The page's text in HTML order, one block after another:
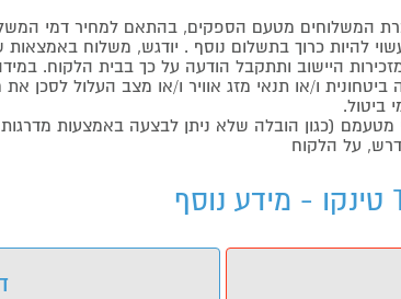
המשלוחים מטעם הספקים, בהתאם למחיר דמי
להיות כרוך בתשלום נוסף . יודגש, משלוח
היישוב ותתקבל הודעה על כך בבית הלקוח.
ו/או תנאי מזג אוויר ו/או מצב העלול לסכן את
ביטול.
(כגון הובלה שלא ניתן לבצעה באמצעות
על הלקוח